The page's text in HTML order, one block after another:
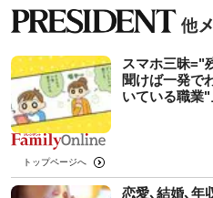
スマホ三昧="
聞けば一発で
いている職業"
トップページへ
恋愛､結婚､年